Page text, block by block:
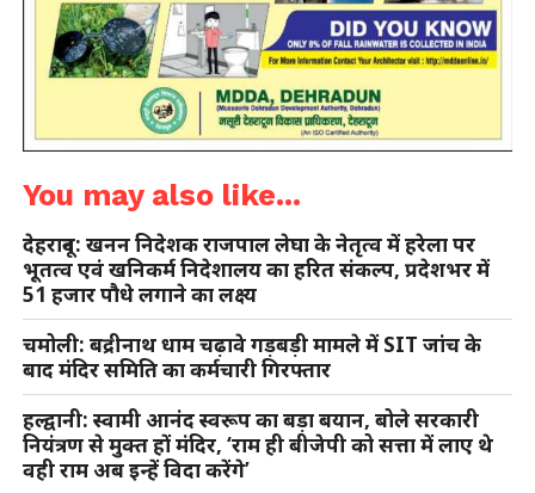
You may also like...
देहरादून: खनन निदेशक राजपाल लेघा के नेतृत्व में हरेला पर
भूतत्व एवं खनिकर्म निदेशालय का हरित संकल्प, प्रदेशभर में
51 हजार पौधे लगाने का लक्ष्य
चमोली: बद्रीनाथ धाम चढ़ावे गड़बड़ी मामले में SIT जांच के
बाद मंदिर समिति का कर्मचारी गिरफ्तार
हल्द्वानी: स्वामी आनंद स्वरूप का बड़ा बयान, बोले सरकारी
नियंत्रण से मुक्त हों मंदिर, ‘राम ही बीजेपी को सत्ता में लाए थे
वही राम अब इन्हें विदा करेंगे’